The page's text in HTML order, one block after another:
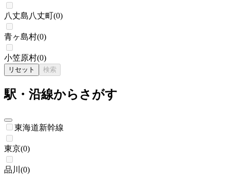
八丈島八丈町(0)
青ヶ島村(0)
小笠原村(0)
リセット 検索
駅・沿線からさがす
東海道新幹線
東京(0)
品川 (0)